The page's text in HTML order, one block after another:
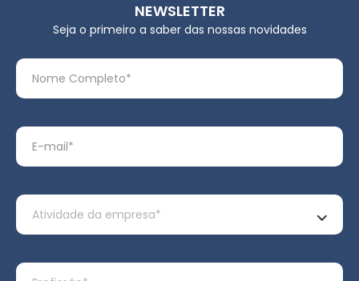
NEWSLETTER
Seja o primeiro a saber das nossas novidades